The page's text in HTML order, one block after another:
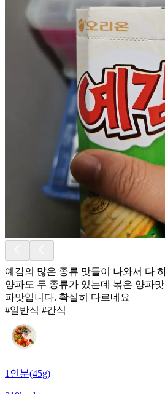
예감의 많은 종류 맛들이 나와서 다
양파도 두 종류가 있는데 볶은 양파
파맛입니다. 확실히 다르네요
#일반식 #간식
1인분(45g)